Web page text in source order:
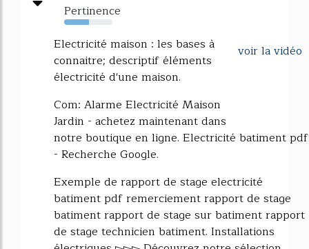
Pertinence
51%
voir la vidéo
Electricité maison : les bases à
connaitre; descriptif éléments
électricité d'une maison.
Com: Alarme Electricité Maison
Jardin - achetez maintenant dans
notre boutique en ligne. Electricité batiment pdf
- Recherche Google.
Exemple de rapport de stage electricité
batiment pdf remerciement rapport de stage
batiment rapport de stage sur batiment rapport
de stage technicien batiment. Installations